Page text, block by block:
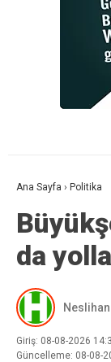
Ana Sayfa › Politika
da
Giriş: 08-08-2026
Güncelleme: 08-08-